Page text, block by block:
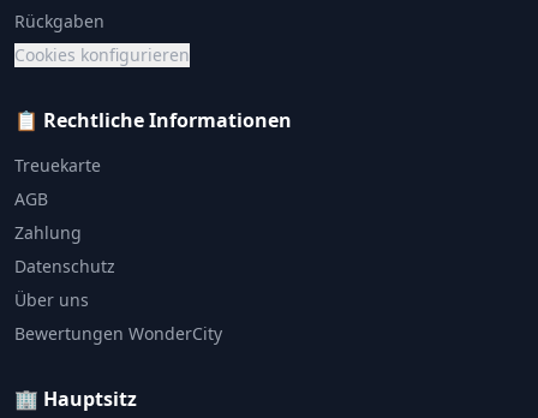
Rückgaben
Cookies konfigurieren
📋 Rechtliche Informationen
Treuekarte
AGB
Zahlung
Datenschutz
Über uns
Bewertungen WonderCity
🏢 Hauptsitz